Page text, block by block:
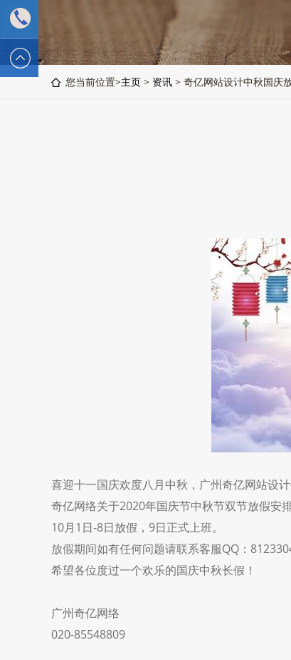
您当前位置>主页 > 资讯 > 奇亿网站设计中秋国庆
喜迎十一国庆欢度八月中秋，广州奇亿网站设
奇亿网络关于2020年国庆节中秋节双节放假安
10月1日-8日放假，9日正式上班。
放假期间如有任何问题请联系客服QQ：
希望各位度过一个欢乐的国庆中秋长假！
广州奇亿网络
020-85548809
81233044
售后Q :
2589562336
电话 :